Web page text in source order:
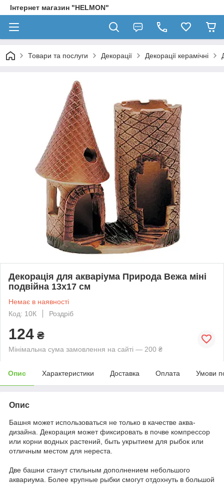
Інтернет магазин "HELMON"
Товари та послуги Декорації Декорації керамічні
Декорація для акваріума Природа Вежа міні
подвійна 13х17 см
Немає в наявності
Код: 10К
Роздріб
124 ₴
Мінімальна сума замовлення на сайті — 200 ₴
Опис Характеристики Доставка Оплата Умови
Опис
Башня может использоваться не только в качестве аква-
дизайна. Декорация может фиксировать в почве компрессор
или корни водных растений, быть укрытием для рыбок или
отличным местом для нереста.
Две башни станут стильным дополнением небольшого
аквариума. Более крупные рыбки смогут отдохнуть в большой